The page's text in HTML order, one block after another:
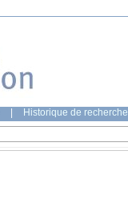
Historique de recherche